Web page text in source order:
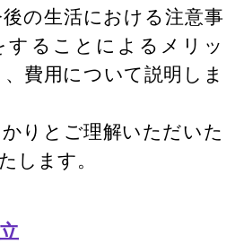
の生活における注意事
することによるメリッ
費用について説明しま
りとご理解いただいた
します。